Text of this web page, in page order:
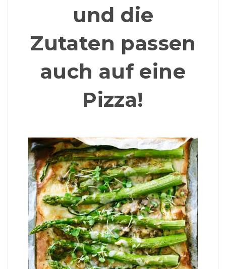
und die
Zutaten passen
auch auf eine
Pizza!